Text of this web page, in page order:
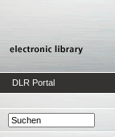
DLR Portal